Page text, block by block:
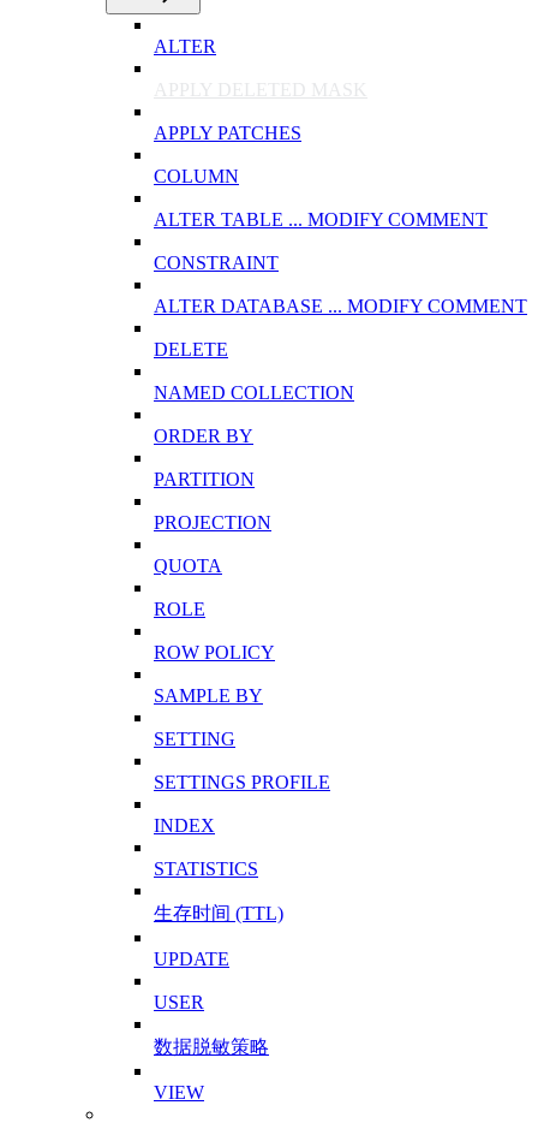
ALTER
APPLY DELETED MASK
APPLY PATCHES
COLUMN
ALTER TABLE ... MODIFY COMMENT
CONSTRAINT
ALTER DATABASE ... MODIFY COMMENT
DELETE
NAMED COLLECTION
ORDER BY
PARTITION
PROJECTION
QUOTA
ROLE
ROW POLICY
SAMPLE BY
SETTING
SETTINGS PROFILE
INDEX
STATISTICS
生存时间 (TTL)
UPDATE
USER
数据脱敏策略
VIEW